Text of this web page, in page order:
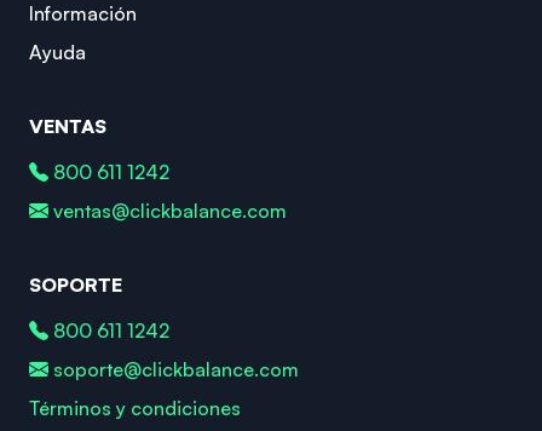
Información
Ayuda
VENTAS
800 611 1242
ventas@clickbalance.com
SOPORTE
800 611 1242
soporte@clickbalance.com
Términos y condiciones